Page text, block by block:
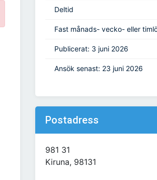
Deltid
Fast månads- vecko- eller
Publicerat: 3 juni 2026
Ansök senast: 23 juni 2026
Postadress
981 31
Kiruna, 98131